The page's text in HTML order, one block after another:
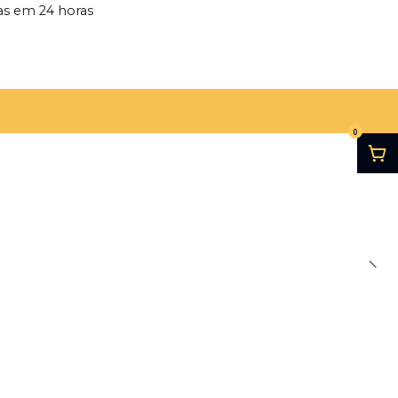
0
em 24 horas